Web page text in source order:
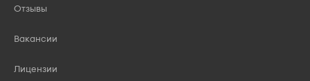
Отзывы
Вакансии
Лицензии